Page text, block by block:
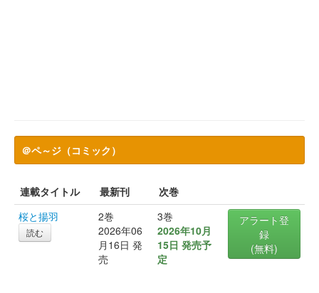
＠ペ～ジ（コミック）
連載タイトル 最新刊
次巻
桜と揚羽
読む
2巻
2026年06
月16日 発
売
3巻
2026年10月
15日 発売予
定
アラート登
録
(無料)